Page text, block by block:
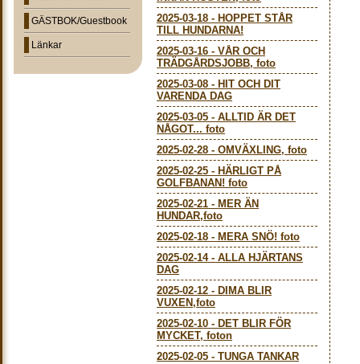
GÄSTBOK/Guestbook
Länkar
2025-03-18 - HOPPET STÅR
TILL HUNDARNA!
2025-03-16 - VÅR OCH
TRÄDGÅRDSJOBB, foto
2025-03-08 - HIT OCH DIT
VARENDA DAG
2025-03-05 - ALLTID ÄR DET
NÅGOT... foto
2025-02-28 - OMVÄXLING, foto
2025-02-25 - HÄRLIGT PÅ
GOLFBANAN! foto
2025-02-21 - MER ÄN
HUNDAR,foto
2025-02-18 - MERA SNÖ! foto
2025-02-14- ALLA HJÄRTANS
DAG
2025-02-12 - DIMA BLIR
VUXEN,foto
2025-02-10 - DET BLIR FÖR
MYCKET, foton
2025-02-05 - TUNGA TANKAR